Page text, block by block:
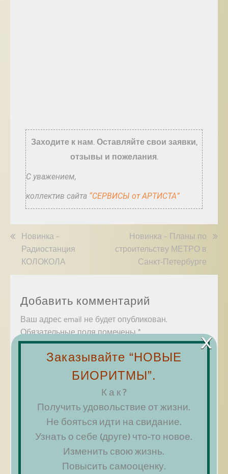
Заходите к нам. Оставляйте свои заявки,
отзывы и пожелания.
С уважением,
коллектив сайта “СЕРВИСЫ от АРТИСТА”
Новинка –
Радиостанция
КОЛОКОЛА
Новинка – Планы по
строительству МЕТРО в
Санкт-Петербурге
Добавить комментарий
Ваш адрес email не будет опубликован.
Обязательные поля помечены*
Комментарий*
Заказывайте “НОВЫЕ
БИОРИТМЫ”.
К а к ?
Получить удовольствие от жизни.
Не бояться идти на свидание.
Узнать о себе (друге) что-то новое.
Изменить свою жизнь.
Повысить самооценку.
×